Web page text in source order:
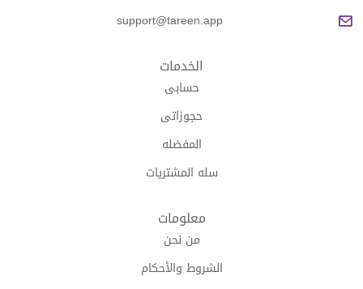
support@tareen.app
الخدمات
حسابى
حجوزاتى
المفضله
سله المشتريات
معلومات
من نحن
الشروط والأحكام